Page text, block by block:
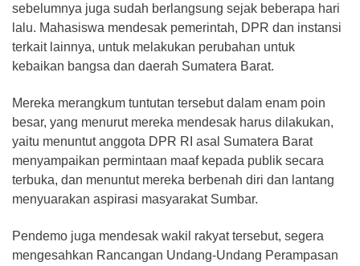
sebelumnya juga sudah berlangsung sejak beberapa hari
lalu. Mahasiswa mendesak pemerintah, DPR dan instansi
terkait lainnya, untuk melakukan perubahan untuk
kebaikan bangsa dan daerah Sumatera Barat.
Mereka merangkum tuntutan tersebut dalam enam poin
besar, yang menurut mereka mendesak harus dilakukan,
yaitu menuntut anggota DPR RI asal Sumatera Barat
menyampaikan permintaan maaf kepada publik secara
terbuka, dan menuntut mereka berbenah diri dan lantang
menyuarakan aspirasi masyarakat Sumbar.
Pendemo juga mendesak wakil rakyat tersebut, segera
mengesahkan Rancangan Undang-Undang Perampasan